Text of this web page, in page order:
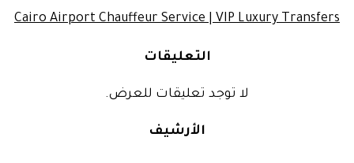
Cairo Airport Chauffeur Service | VIP Luxury Transfers
التعليقات
لا توجد تعليقات للعرض.
الأرشيف